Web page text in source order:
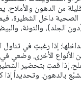
من الدهون والأملاح.
داخل الشطيرة،
الجلد)، والتونة،
إذا رغبتِ في تناول
الأخرى. وضعي في
إذا قمتِ بتحضير
بالدهون. وتحديداً